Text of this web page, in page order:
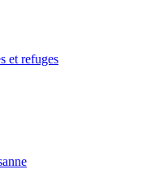
et refuges